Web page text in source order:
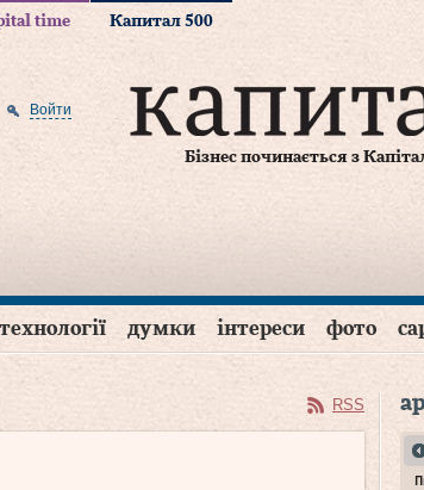
time Капитал 500
Бізнес починається з
Войти
технології думки інтереси фото
RSS